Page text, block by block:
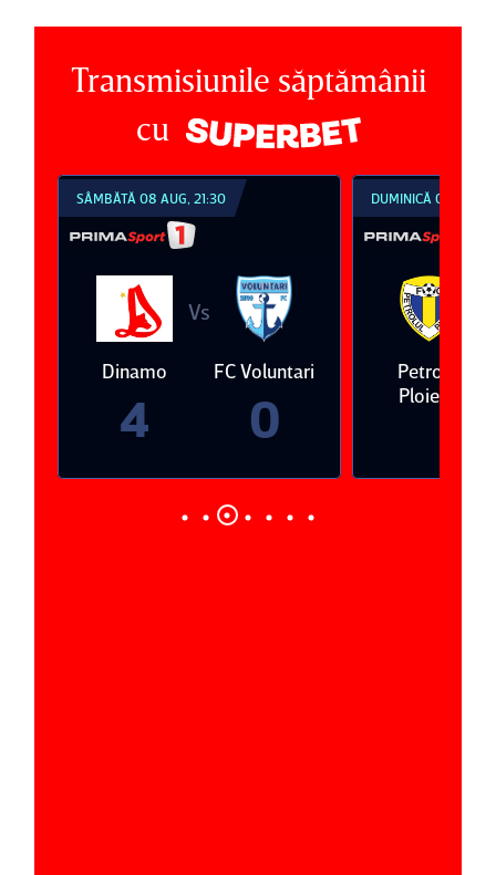
Transmisiunile săptămânii
cu
SÂMBĂTĂ 08 AUG, 21:30
Dinamo
4
Vs
FC Voluntari
0
DUMINICĂ 09 AUG,
Petrolul
Ploieşti